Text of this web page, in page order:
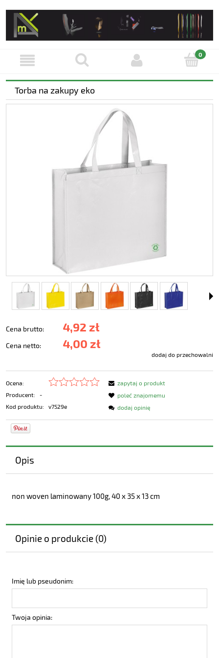
Torba na zakupy eko
Cena brutto: 4,92 zł
Cena netto: 4,00 zł
dodaj do przechowalni
Ocena:
Producent:
-
Kod produktu:
v7529e
zapytaj o produkt
poleć znajomemu
dodaj opinię
Opis
non woven laminowany 100g, 40 x 35 x 13 cm
Opinie o produkcie (0)
Imię lub pseudonim:
Twoja opinia: